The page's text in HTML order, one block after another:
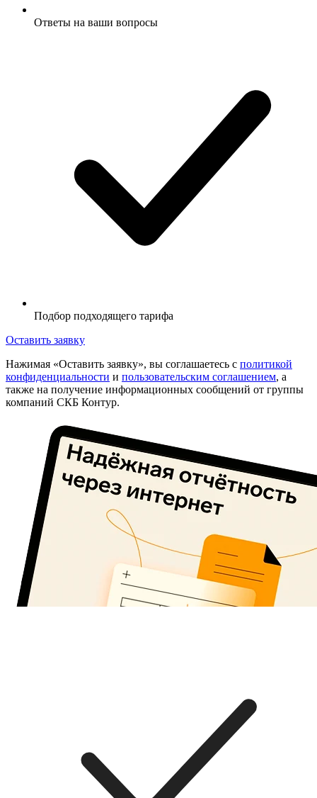
Ответы на ваши вопросы
Подбор подходящего тарифа
Оставить заявку
Нажимая «Оставить заявку», вы соглашаетесь с политикой
конфиденциальности и пользовательским соглашением, а
также на получение информационных сообщений от группы
компаний СКБ Контур.